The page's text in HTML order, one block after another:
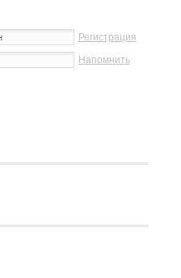
Регистрация
Напомнить